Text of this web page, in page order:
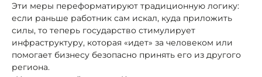
Эти меры переформатируют традиционную логику:
если раньше работник сам искал, куда приложить
силы, то теперь государство стимулирует
инфраструктуру, которая «идет» за человеком или
помогает бизнесу безопасно принять его из другого
региона.